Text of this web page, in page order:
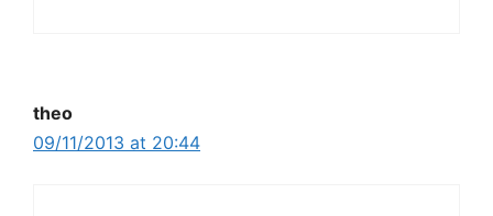
theo
09/11/2013 at 20:44